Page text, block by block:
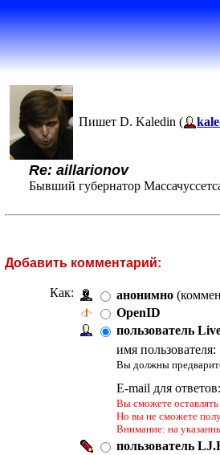
Пишет D. Kaledin (
Re: aillarionov
Бывший губернатор
Добавить комментарий:
Как: анонимно
OpenID
пользователь
имя пользователя:
Вы должны
E-mail для
Вы сможете
Но вы не сможете
Внимание: на
пользователь